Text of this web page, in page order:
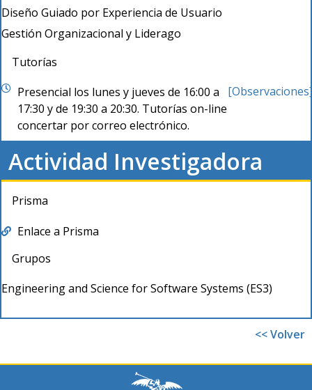
Diseño Guiado por Experiencia de Usuario
Gestión Organizacional y Liderago
Tutorías
Presencial los lunes y jueves de 16:00 a
17:30 y de 19:30 a 20:30. Tutorías on-line
concertar por correo electrónico.
[Observaciones]
Actividad Investigadora
Prisma
Enlace a Prisma
Grupos
Engineering and Science for Software Systems (ES3)
<< Volver